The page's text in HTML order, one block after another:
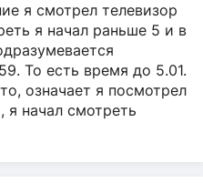
я смотрел телевизор
я начал раньше 5 и в
То есть время до 5.01.
означает я посмотрел
я начал смотреть